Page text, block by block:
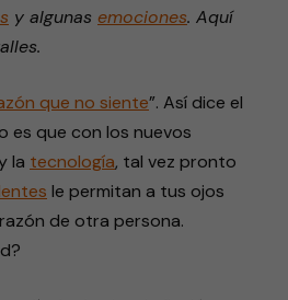
y algunas emociones. Aquí
que no siente”. Así dice el
es que con los nuevos
la tecnología, tal vez pronto
le permitan a tus ojos
de otra persona.